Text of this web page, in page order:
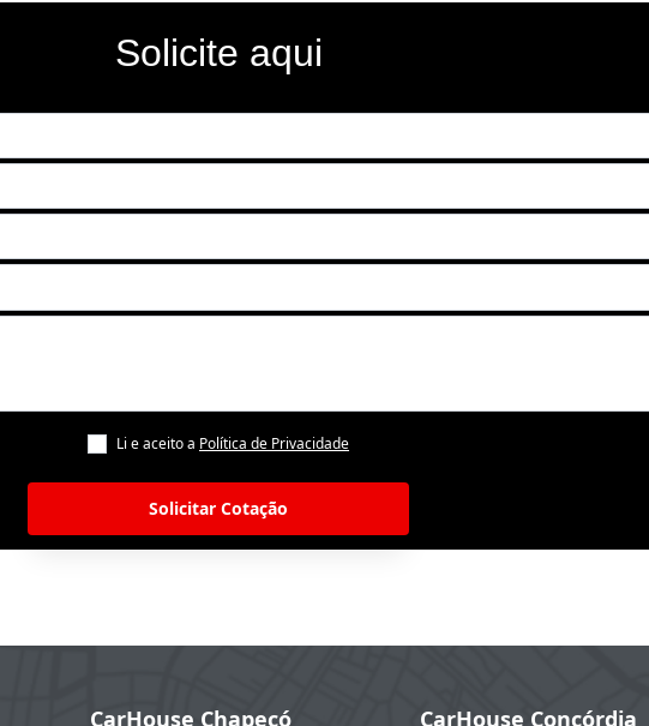
Solicite aqui
Li e aceito a Política de Privacidade
Solicitar Cotação
CarHouse Chapecó CarHouse Concórdia